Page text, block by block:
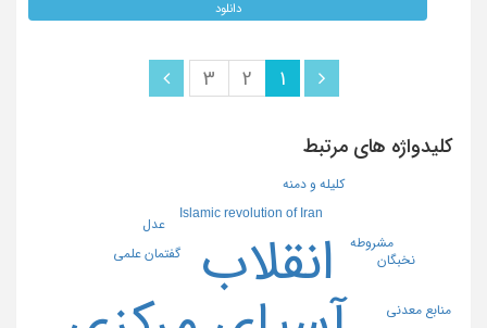
دانلود
1
2
3
کلیدواژه های مرتبط
انقلاب
Islamic revolution of Iran
گفتمان علمی
منابع معدنی
عدل
مشروطه
نخبگان
کلیله و دمنه